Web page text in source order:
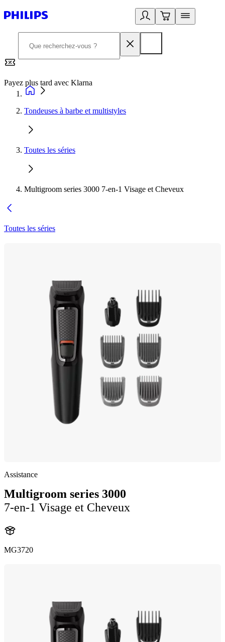
Payez plus tard avec Klarna
Tondeuses à barbe et multistyles
Toutes les séries
Multigroom series 3000 7-en-1 Visage et Cheveux
Toutes les séries
Assistance
Multigroom series 3000
7-en-1 Visage et Cheveux
MG3720